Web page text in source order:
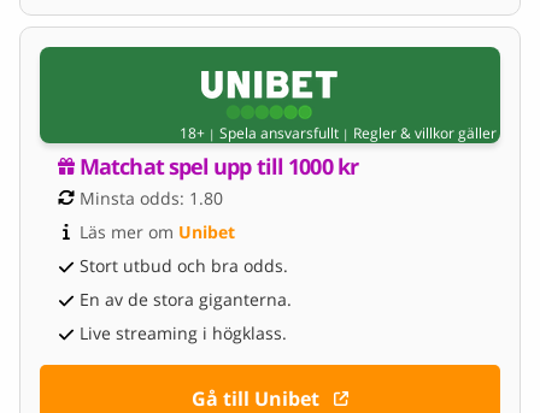
18+ | Spela ansvarsfullt | Regler & villkor gäller
Matchat spel upp till 1000 kr
Minsta odds: 1.80
Läs mer om Unibet
Stort utbud och bra odds.
En av de stora giganterna.
Live streaming i högklass.
Gå till Unibet